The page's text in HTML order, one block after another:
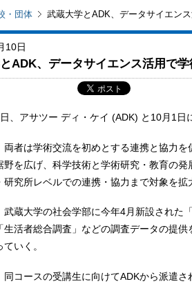
・団体 武蔵大学とADK、データサイエン
10日
ADK、データサイエンス活用で
、アサツー ディ・ケイ (ADK) と10月1日
両者は学術交流を初めとする連携と協力
野を広げ、科学技術と学術研究・教育の
研究所レベルでの連携・協力まで対象を拡
武蔵大学の社会学部に今年4月新設された
生活者総合調査」などの調査データの提
いく。
同コースの受講生に向けてADKから派遣